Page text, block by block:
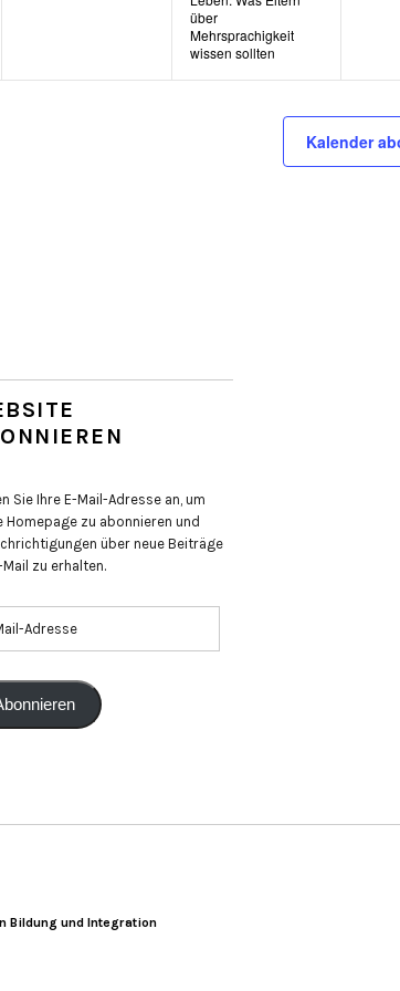
über
Mehrsprachigkeit
wissen sollten
Kalender
Sie Ihre E-Mail-Adresse an, um
Homepage zu abonnieren und
über neue Beiträge
Mail zu erhalten.
Bildung und Integration